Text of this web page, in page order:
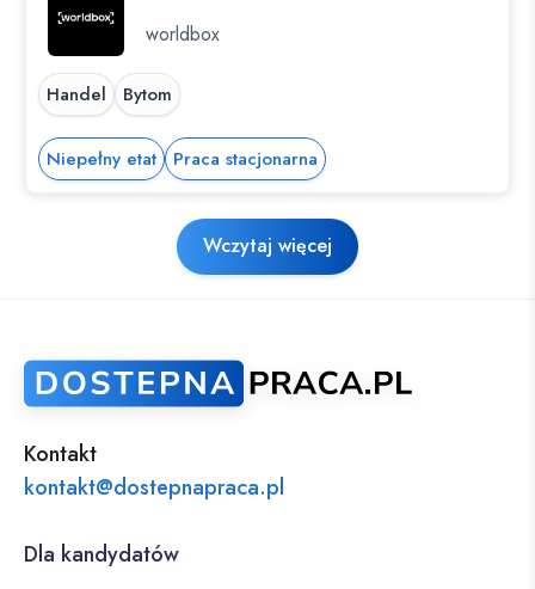
worldbox
Handel Bytom
Niepełny etat Praca stacjonarna
Wczytaj więcej
Kontakt
kontakt@dostepnapraca.pl
Dla kandydatów